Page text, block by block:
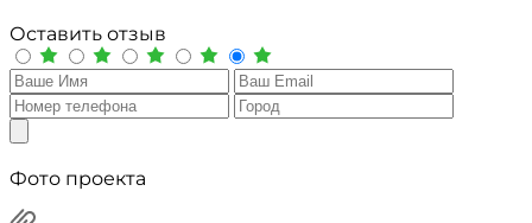
Оставить отзыв
Фото проекта